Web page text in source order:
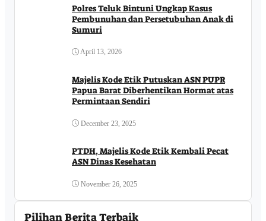
Polres Teluk Bintuni Ungkap Kasus
Pembunuhan dan Persetubuhan Anak di
Sumuri
April 13, 2026
Majelis Kode Etik Putuskan ASN PUPR
Papua Barat Diberhentikan Hormat atas
Permintaan Sendiri
December 23, 2025
PTDH, Majelis Kode Etik Kembali Pecat
ASN Dinas Kesehatan
November 26, 2025
Pilihan Berita Terbaik